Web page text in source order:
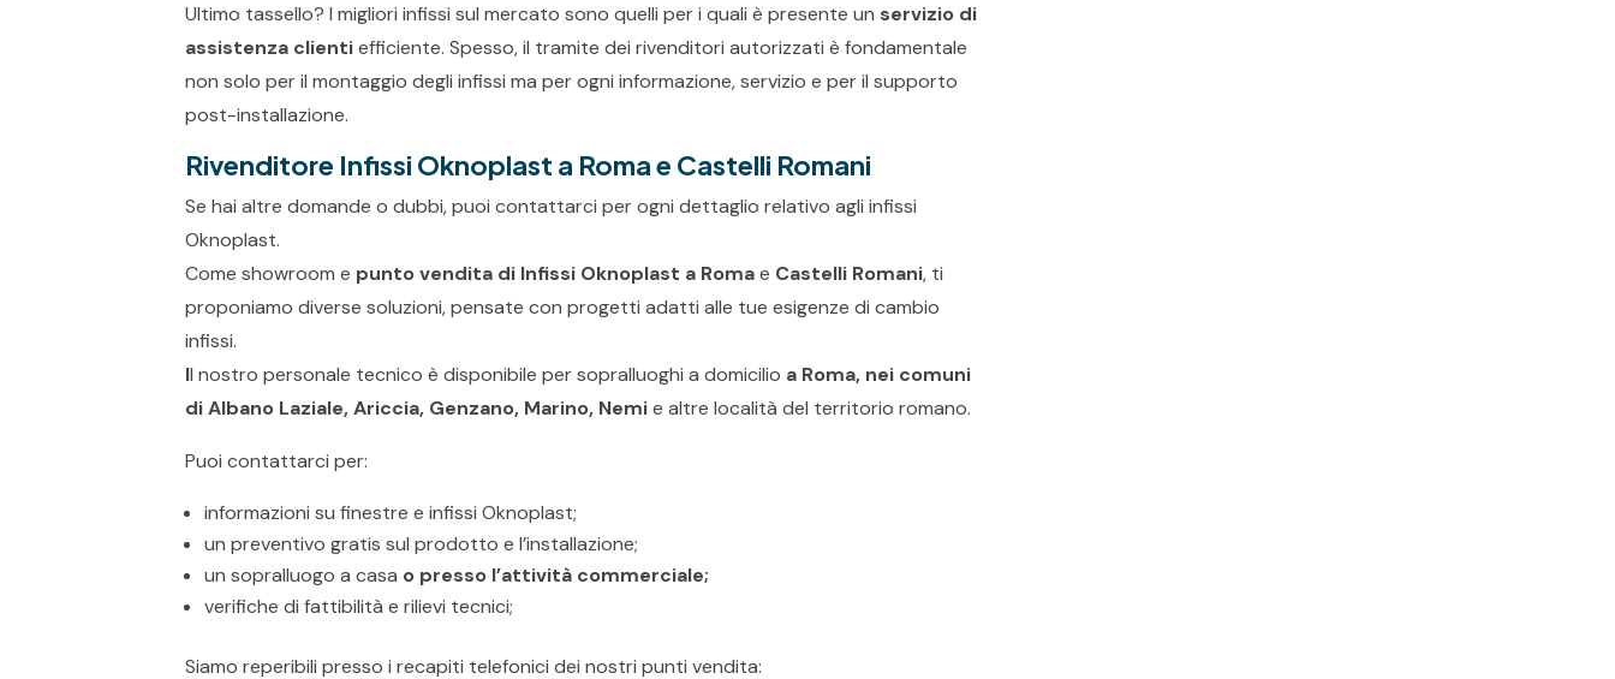
Ultimo tassello? I migliori infissi sul mercato sono quelli per i quali è presente un servizio di
assistenza clientiefficiente. Spesso, il tramite dei rivenditori autorizzati è fondamentale
non solo per il montaggio degli infissi ma per ogni informazione, servizio e per il supporto
post-installazione.
Rivenditore Infissi Oknoplast a Roma e Castelli Romani
Se hai altre domande o dubbi, puoi contattarci per ogni dettaglio relativo agli infissi
Oknoplast.
Come showroom e punto vendita di Infissi Oknoplast a Romae Castelli Romani, ti
proponiamo diverse soluzioni, pensate con progetti adatti alle tue esigenze di cambio
infissi.
Il nostro personale tecnico è disponibile per sopralluoghi a domicilio a Roma, nei comuni
di Albano Laziale, Ariccia, Genzano, Marino, Nemie altre località del territorio romano.
Puoi contattarci per:
informazioni su finestre e infissi Oknoplast;
un preventivo gratis sul prodotto e l’installazione;
un sopralluogo a casa o presso l’attività commerciale;
verifiche di fattibilità e rilievi tecnici;
Siamo reperibili presso i recapiti telefonici dei nostri punti vendita: